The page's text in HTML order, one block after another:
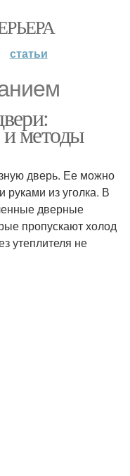
статьи
методы
дверь. Ее можно
руками из уголка. В
дверные
пропускают холод
утеплителя не